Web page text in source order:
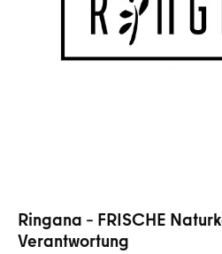
Ringana – FRISCHE
Verantwortung